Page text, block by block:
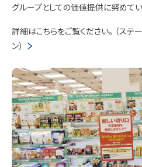
グループとしての価値提供に努めてい
詳細はこちらをご覧ください。（ステ
ン）